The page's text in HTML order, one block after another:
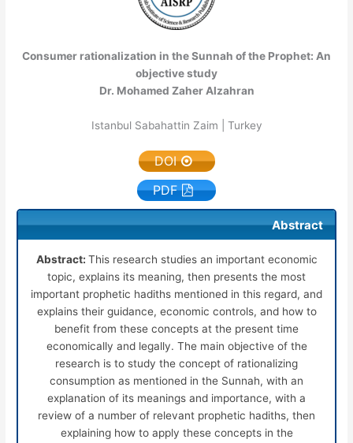
Consumer rationalization in the Sunnah of the Prophet: An
objective study
Dr. Mohamed Zaher Alzahran
Istanbul Sabahattin Zaim | Turkey
DOI
PDF
Abstract
Abstract: This research studies an important economic
topic, explains its meaning, then presents the most
important prophetic hadiths mentioned in this regard, and
explains their guidance, economic controls, and how to
benefit from these concepts at the present time
economically and legally. The main objective of the
research is to study the concept of rationalizing
consumption as mentioned in the Sunnah, with an
explanation of its meanings and importance, with a
review of a number of relevant prophetic hadiths, then
explaining how to apply these concepts in the